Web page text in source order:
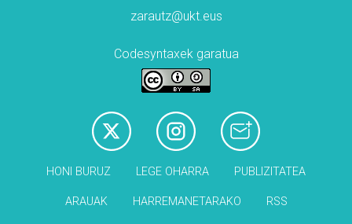
zarautz@ukt.eus
Codesyntaxek garatua
HONI BURUZ LEGE OHARRA PUBLIZITATEA
ARAUAK HARREMANETARAKO RSS